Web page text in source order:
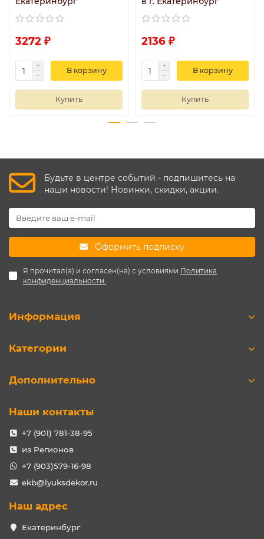
3272 ₽
В корзину
Купить
2136 ₽
В корзину
Купить
Будьте в центре событий - подпишитесь на
наши новости! Новинки, скидки, акции.
Оформить подписку
Я прочитал(а) и согласен(на) с условиями Политика
конфиденциальности.
Информация
Категории
Дополнительно
Наши контакты
+7 (901) 781-38-95
из Регионов
+7 (903)579-16-98
ekb@lyuksdekor.ru
Наш адрес
Екатеринбург